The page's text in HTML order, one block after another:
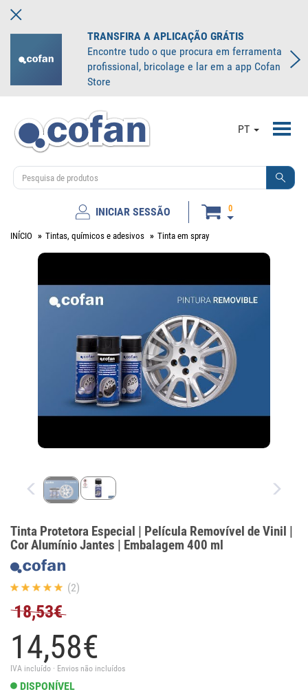
TRANSFIRA A APLICAÇÃO GRÁTIS
Encontre tudo o que procura em ferramenta
profissional, bricolage e lar em a app Cofan
Store
PT
INICIAR SESSÃO 0
INÍCIO Tintas, químicos e adesivos Tinta em spray
Tinta Protetora Especial | Película Removível de Vinil |
Cor Alumínio Jantes | Embalagem 400 ml
(2)
18,53€
14,58€
IVA incluído · Envios não incluídos
DISPONÍVEL